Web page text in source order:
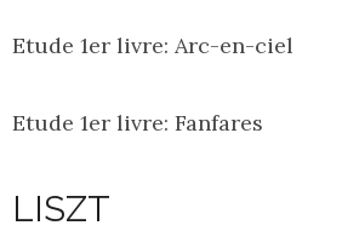
Etude 1er livre: Arc-en-ciel
Etude 1er livre: Fanfares
LISZT